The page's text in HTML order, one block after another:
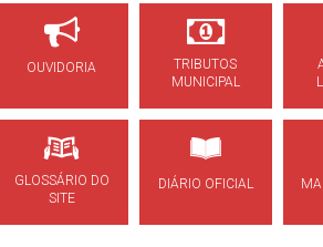
OUVIDORIA
TRIBUTOS
MUNICIPAL
GLOSSÁRIO DO
SITE
DIÁRIO OFICIAL